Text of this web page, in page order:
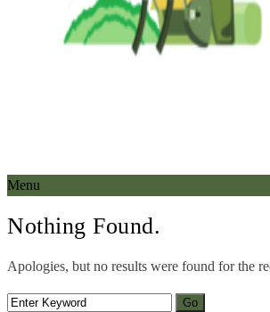
Menu
Nothing Found.
Apologies, but no results were found for the